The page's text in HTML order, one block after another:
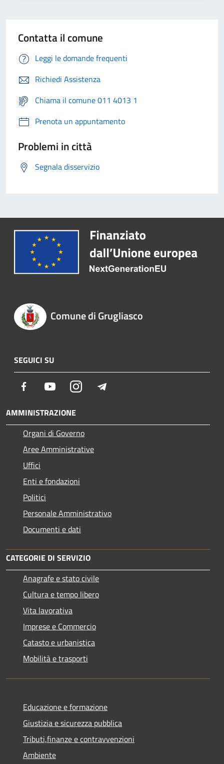
Contatta il comune
Leggi le domande frequenti
Richiedi Assistenza
Chiama il comune 011 4013 1
Prenota un appuntamento
Problemi in città
Segnala disservizio
Comune di Grugliasco
SEGUICI SU
Facebook YoutubeInstagram
AMMINISTRAZIONE
Organi di Governo
Aree Amministrative
Uffici
Enti e fondazioni
Politici
Personale Amministrativo
Documenti e dati
CATEGORIE DI SERVIZIO
Anagrafe e stato civile
Cultura e tempo libero
Vita lavorativa
Imprese e Commercio
Catasto e urbanistica
Mobilità e trasporti
Educazione e formazione
Giustizia e sicurezza pubblica
Tributi,finanze e contravvenzioni
Ambiente